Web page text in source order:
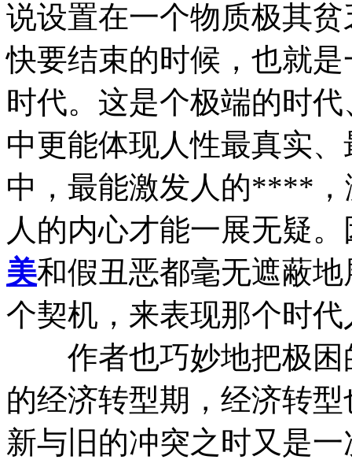
说设置在一个物质极其
快要结束的时候，也就
时代。这是个极端的时
中更能体现人性最真实
中，最能激发人的****，
人的内心才能一展无疑
美和假丑恶都毫无遮蔽
个契机，来表现那个时
作者也巧妙地把极困
的经济转型期，经济转
新与旧的冲突之时又是